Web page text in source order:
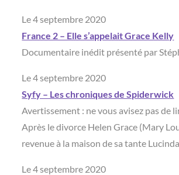
Le 4 septembre 2020
France 2 – Elle s’appelait Grace Kelly
Documentaire inédit présenté par
Le 4 septembre 2020
Syfy – Les chroniques de Spiderwick
Avertissement : ne vous avisez pas de
Après le divorce Helen Grace (Mary
revenue à la maison de sa tante
Le 4 septembre 2020